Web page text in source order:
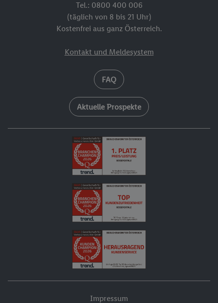
Tel.: 0800 400 006
(täglich von 8 bis 21 Uhr)
Kostenfrei aus ganz Österreich.
Kontakt und Meldesystem
FAQ
Aktuelle Prospekte
Impressum